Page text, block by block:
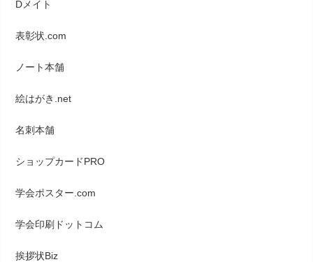
Dメイト
表彰状.com
ノート本舗
絵はがき.net
名刺本舗
ショップカードPRO
学会ポスター.com
学会印刷ドットコム
挨拶状Biz